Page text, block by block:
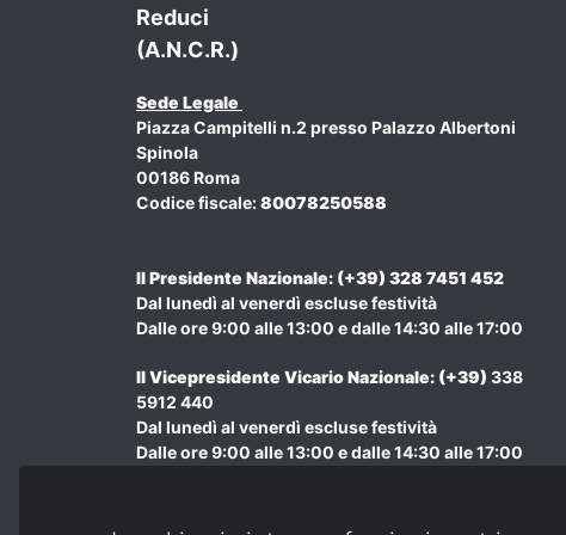
Reduci
(A.N.C.R.)
Sede Legale
Piazza Campitelli n.2 presso Palazzo Albertoni
Spinola
00186 Roma
Codice fiscale:80078250588
Il Presidente Nazionale: (+39) 328 7451 452
Dal lunedì al venerdì escluse festività
Dalle ore 9:00 alle 13:00 e dalle 14:30 alle 17:00
Il Vicepresidente Vicario Nazionale: (+39) 338
5912 440
Dal lunedì al venerdì escluse festività
Dalle ore 9:00 alle 13:00 e dalle 14:30 alle 17:00
Dalle ore 9:00 alle 13:00 e dalle 14:30 alle 17:00